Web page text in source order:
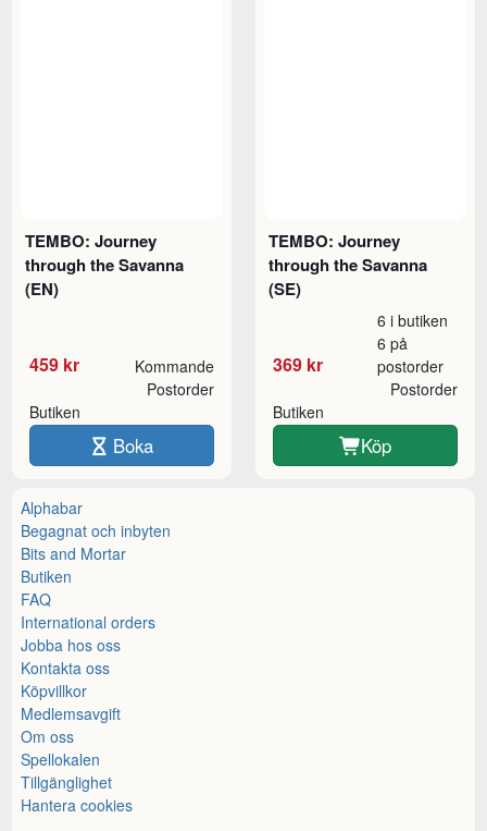
TEMBO: Journey
through the Savanna
(EN)
459 kr Kommande
Butiken
Postorder
Boka
TEMBO: Journey
through the Savanna
(SE)
369 kr
6 i butiken
6 på
postorder
Butiken
Postorder
Köp
Alphabar
Begagnat och inbyten
Bits and Mortar
Butiken
FAQ
International orders
Jobba hos oss
Kontakta oss
Köpvillkor
Medlemsavgift
Om oss
Spellokalen
Tillgänglighet
Hantera cookies